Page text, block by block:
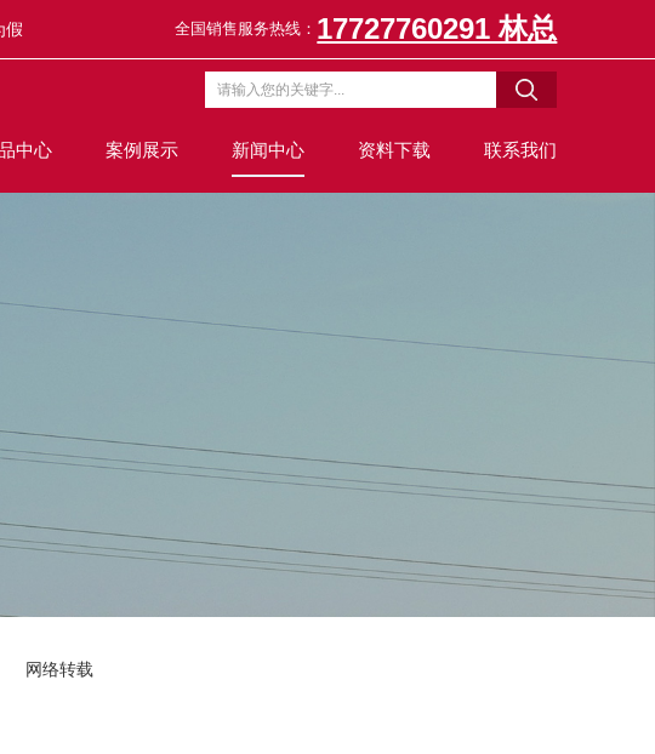
假 全国销售服务热线： 17727760291 林总
中心 案例展示 新闻中心 资料下载 联系我们
网络转载